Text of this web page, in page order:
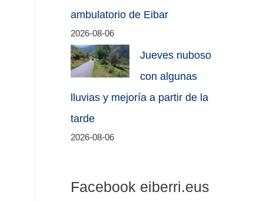
ambulatorio de Eibar
2026-08-06
Jueves nuboso
con algunas
lluvias y mejoría a partir de la
tarde
2026-08-06
Facebook eiberri.eus